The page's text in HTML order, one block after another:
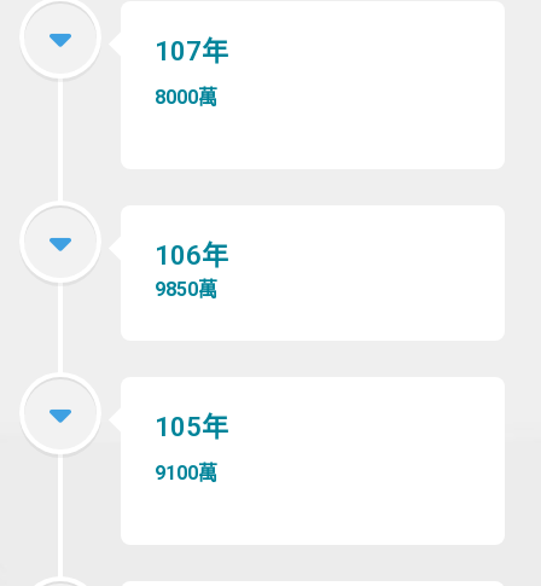
107年
8000萬
106年
9850萬
105年
9100萬